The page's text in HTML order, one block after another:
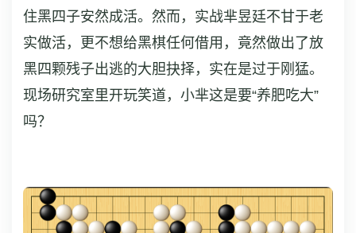
住黑四子安然成活。然而，实战芈昱廷不甘于老
实做活，更不想给黑棋任何借用，竟然做出了放
黑四颗残子出逃的大胆抉择，实在是过于刚猛。
现场研究室里开玩笑道，小芈这是要“养肥吃大”
吗？